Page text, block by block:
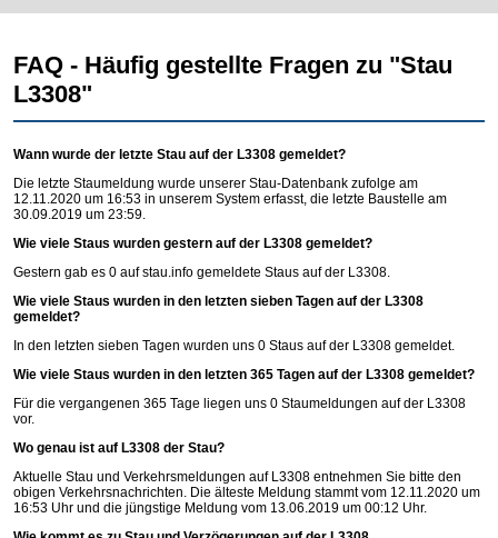
FAQ - Häufig gestellte Fragen zu "Stau
L3308"
Wann wurde der letzte Stau auf der L3308 gemeldet?
Die letzte Staumeldung wurde unserer Stau-Datenbank zufolge am
12.11.2020 um 16:53 in unserem System erfasst, die letzte Baustelle am
30.09.2019 um 23:59.
Wie viele Staus wurden gestern auf der L3308 gemeldet?
Gestern gab es 0 aufstau.info gemeldete Staus auf der L3308.
Wie viele Staus wurden in den letzten sieben Tagen auf der L3308
gemeldet?
In den letzten sieben Tagen wurden uns 0 Staus auf der L3308 gemeldet.
Wie viele Staus wurden in den letzten 365 Tagen auf der L3308 gemeldet?
Für die vergangenen 365 Tage liegen uns 0 Staumeldungen auf der L3308
vor.
Wo genau ist auf L3308 der Stau?
Aktuelle Stau und Verkehrsmeldungen auf L3308 entnehmen Sie bitte den
obigen Verkehrsnachrichten. Die älteste Meldung stammt vom 12.11.2020 um
16:53 Uhr und die jüngstige Meldung vom 13.06.2019 um 00:12 Uhr.